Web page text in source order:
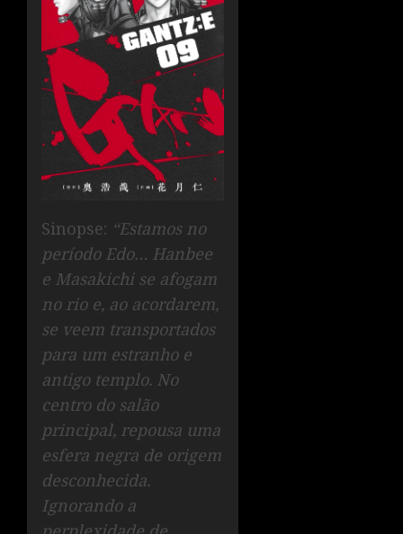
Sinopse: “Estamos no
período Edo… Hanbee
e Masakichi se afogam
no rio e, ao acordarem,
se veem transportados
para um estranho e
antigo templo. No
centro do salão
principal, repousa uma
esfera negra de origem
desconhecida.
Ignorando a